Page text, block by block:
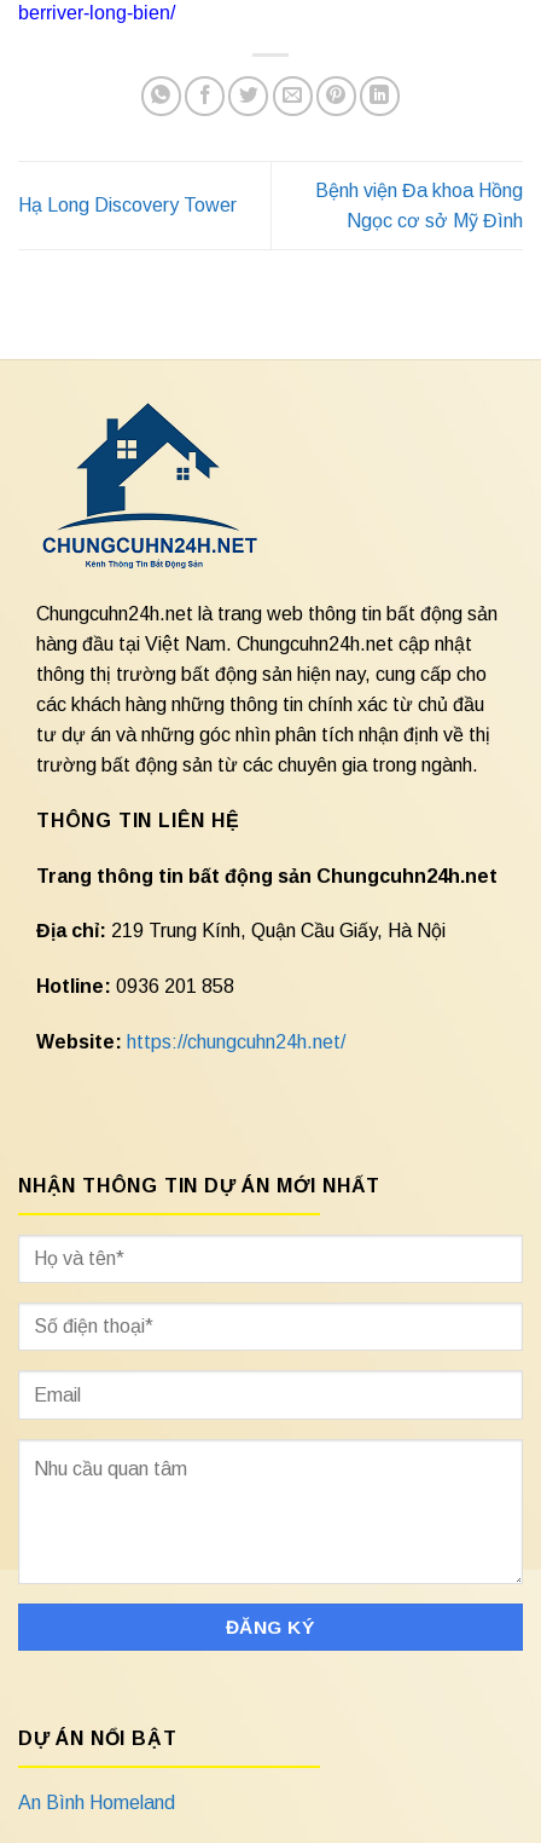
berriver-long-bien/
Hạ Long Discovery Tower
Bệnh viện Đa khoa Hồng
Ngọc cơ sở Mỹ Đình
Chungcuhn24h.net là trang web thông tin bất động sản
hàng đầu tại Việt Nam. Chungcuhn24h.net cập nhật
thông thị trường bất động sản hiện nay, cung cấp cho
các khách hàng những thông tin chính xác từ chủ đầu
tư dự án và những góc nhìn phân tích nhận định về thị
trường bất động sản từ các chuyên gia trong ngành.
THÔNG TIN LIÊN HỆ
Trang thông tin bất động sản Chungcuhn24h.net
Địa chỉ: 219 Trung Kính, Quận Cầu Giấy, Hà Nội
Hotline: 0936 201 858
Website: https://chungcuhn24h.net/
NHẬN THÔNG TIN DỰ ÁN MỚI NHẤT
DỰ ÁN NỔI BẬT
An Bình Homeland